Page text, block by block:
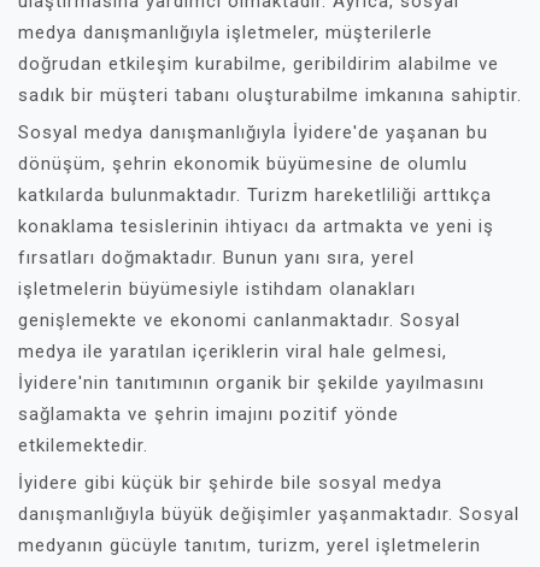
medya danışmanlığıyla işletmeler, müşterilerle
doğrudan etkileşim kurabilme, geribildirim alabilme ve
sadık bir müşteri tabanı oluşturabilme imkanına sahiptir.
Sosyal medya danışmanlığıyla İyidere'de yaşanan bu
dönüşüm, şehrin ekonomik büyümesine de olumlu
katkılarda bulunmaktadır. Turizm hareketliliği arttıkça
konaklama tesislerinin ihtiyacı da artmakta ve yeni iş
fırsatları doğmaktadır. Bunun yanı sıra, yerel
işletmelerin büyümesiyle istihdam olanakları
genişlemekte ve ekonomi canlanmaktadır. Sosyal
medya ile yaratılan içeriklerin viral hale gelmesi,
İyidere'nin tanıtımının organik bir şekilde yayılmasını
sağlamakta ve şehrin imajını pozitif yönde
etkilemektedir.
İyidere gibi küçük bir şehirde bile sosyal medya
danışmanlığıyla büyük değişimler yaşanmaktadır. Sosyal
medyanın gücüyle tanıtım, turizm, yerel işletmelerin